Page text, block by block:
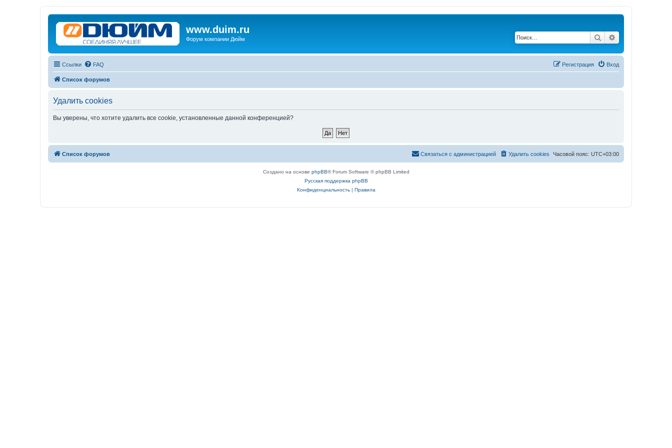
www.duim.ru
Форум компании Дюйм Поиск
Ссылки FAQ Вход
Регистрация
Список форумов
Удалить cookies
Вы уверены, что хотите удалить все cookie, установленные данной конференцией?
Список форумов Часовой пояс: UTC+03:00
Удалить cookies
Связаться с администрацией
Создано на основе phpBB® Forum Software © phpBB Limited
Русская поддержка phpBB
Конфиденциальность| Правила